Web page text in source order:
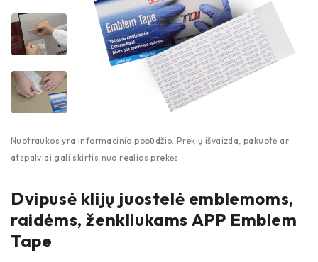
Dvipusė klijų juostelė emblemoms,
raidėms, ženkliukams APP Emblem
Tape